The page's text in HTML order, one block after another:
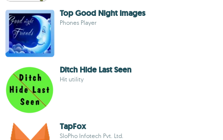
Top Good Night Images
Phones Player
Ditch Hide Last Seen
Hit utility
TapFox
SloPho Infotech Pvt. Ltd.